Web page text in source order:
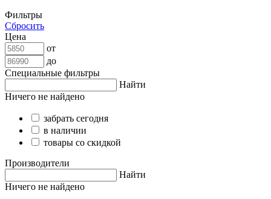
Фильтры
Сбросить
Цена
от
до
Специальные фильтры
Найти
Ничего не найдено
забрать сегодня
в наличии
товары со скидкой
Производители
Найти
Ничего не найдено